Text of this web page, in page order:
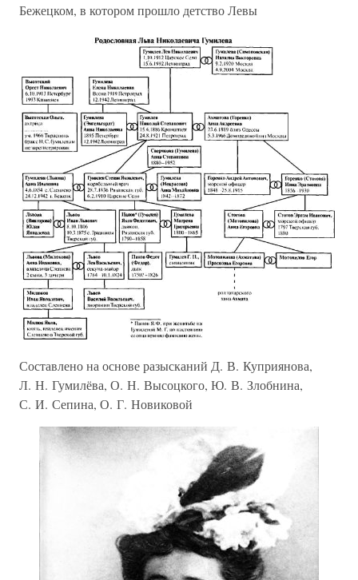
Бежецком, в котором прошло детство Левы
Составлено на основе разысканий Д. В. Куприянова,
Л. Н. Гумилёва, О. Н. Высоцкого, Ю. В. Злобнина,
С. И. Сепина, О. Г. Новиковой